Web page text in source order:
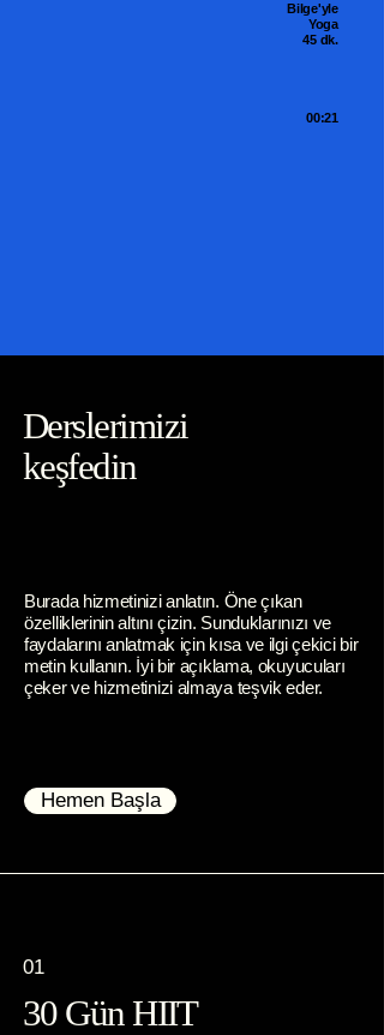
Bilge'yle
Yoga
45 dk.
00:21
Derslerimizi
keşfedin
Burada hizmetinizi anlatın. Öne çıkan
özelliklerinin altını çizin. Sunduklarınızı ve
faydalarını anlatmak için kısa ve ilgi çekici bir
metin kullanın. İyi bir açıklama, okuyucuları
çeker ve hizmetinizi almaya teşvik eder.
Hemen Başla
01
30 Gün HIIT